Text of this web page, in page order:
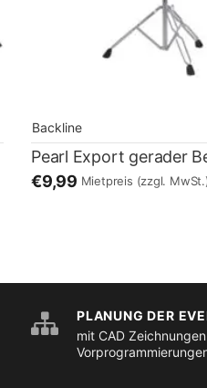
Backline
€9,99 Mietpreis (zzgl.
PLANUNG DER
mit CAD